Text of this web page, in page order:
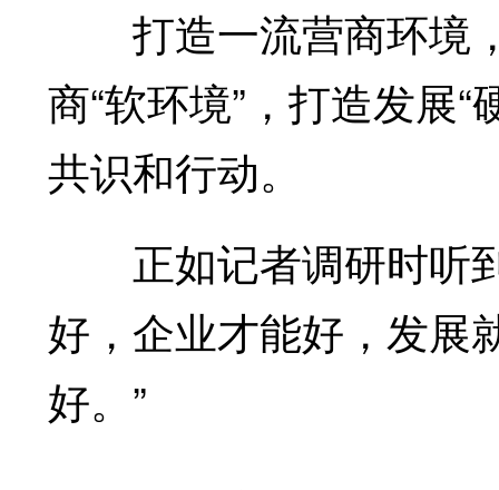
打造一流营商环境
商“软环境”，打造发展
共识和行动。
正如记者调研时听到
好，企业才能好，发展
好。”